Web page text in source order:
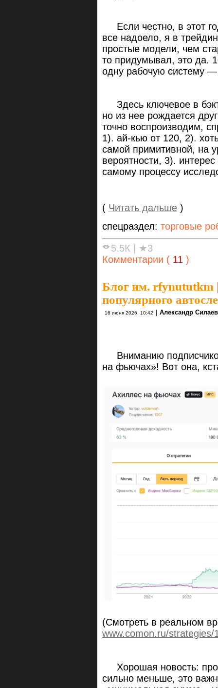
Если честно, в этот
все надоело, я в
простые модели, чем
то придумывал, это да.
одну рабочую систему —
Здесь ключевое в
но из нее рождается
точно воспроизводим,
1). ай-кью от 120, 2).
самой примитивной, на
вероятности, 3).
самому процессу
( Читать дальше )
спецраздел: торговые
5.5К
★3
Комментарии ( 11 )
Блог им. rfynututkm
популярного
16 июня 2026, 10:42 Александр Силаев
Вниманию
на фьючах»! Вот она,
(Смотреть в реальном
www.comon.ru/strategies/
Хорошая новость:
сильно меньше, это